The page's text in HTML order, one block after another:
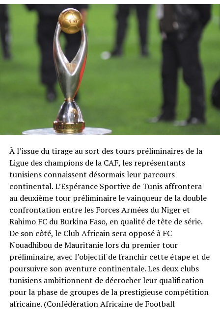
À l’issue du tirage au sort des tours préliminaires de la
Ligue des champions de la CAF, les représentants
tunisiens connaissent désormais leur parcours
continental. L’Espérance Sportive de Tunis affrontera
au deuxième tour préliminaire le vainqueur de la double
confrontation entre les Forces Armées du Niger et
Rahimo FC du Burkina Faso, en qualité de tête de série.
De son côté, le Club Africain sera opposé à FC
Nouadhibou de Mauritanie lors du premier tour
préliminaire, avec l’objectif de franchir cette étape et de
poursuivre son aventure continentale. Les deux clubs
tunisiens ambitionnent de décrocher leur qualification
pour la phase de groupes de la prestigieuse compétition
africaine. (Confédération Africaine de Football⁠